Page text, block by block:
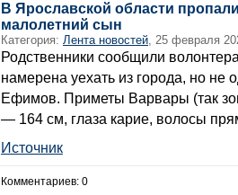
В Ярославской области
малолетний сын
Категория: Лента новостей, 25 февраля
Родственники сообщили
намерена уехать из города, но не
Ефимов. Приметы Варвары (так
— 164 см, глаза карие, волосы
Источник
Комментариев: 0